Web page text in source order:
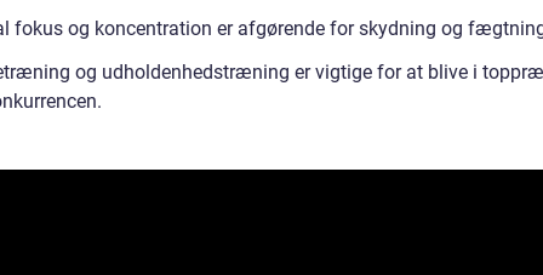
fokus og koncentration er afgørende for skydning og
og udholdenhedstræning er vigtige for at blive i